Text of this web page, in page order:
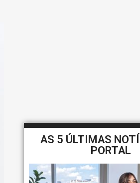
AS 5 ÚLTIMAS
PORTAL